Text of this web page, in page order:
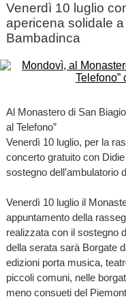
Venerdì 10 luglio
apericena solidale
Bambadinca
Al Monastero di San
al Telefono”
Venerdì 10 luglio, per la
concerto gratuito con
sostegno dell’ambulatorio
Venerdì 10 luglio il
appuntamento della
realizzata con il sostegno
della serata sarà Borgate
edizioni porta musica,
piccoli comuni, nelle
meno consueti del